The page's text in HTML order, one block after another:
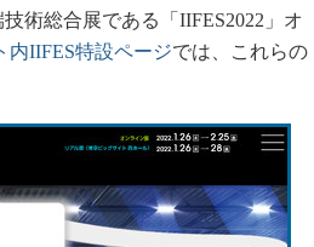
術総合展である「IIFES2022」オ
内IIFES特設ページでは、これらの